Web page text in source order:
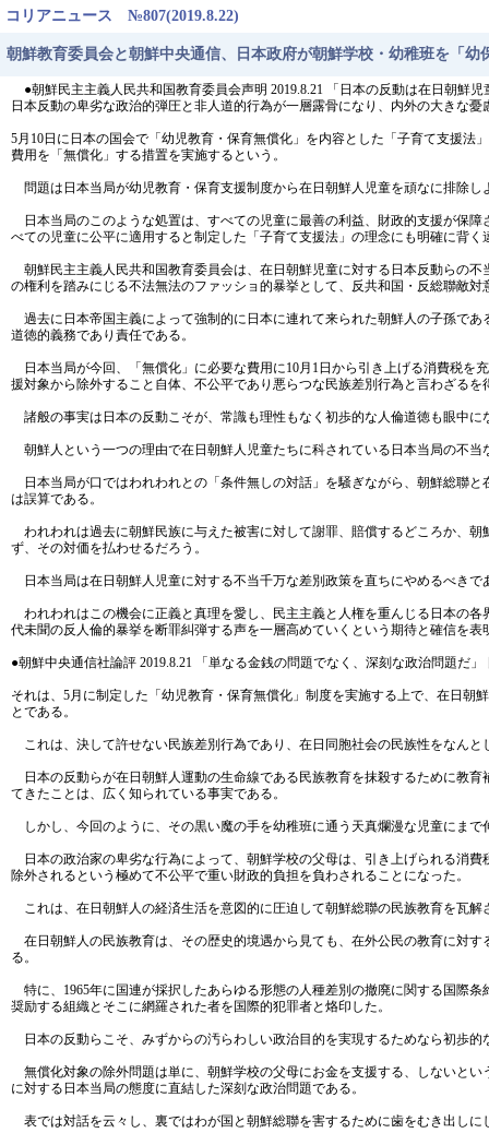
コリアニュース №807(2019.8.22)
朝鮮教育委員会と朝鮮中央通信、日本政府が朝鮮学校・幼稚班を「
●朝鮮民主主義人民共和国教育委員会声明 2019.8.21 「日本の反動は在日朝
日本反動の卑劣な政治的弾圧と非人道的行為が一層露骨になり、内外の大きな
5月10日に日本の国会で「幼児教育・保育無償化」を内容とした「子育て支援
費用を「無償化」する措置を実施するという。
問題は日本当局が幼児教育・保育支援制度から在日朝鮮人児童を頑なに排除し
日本当局のこのような処置は、すべての児童に最善の利益、財政的支援が保
べての児童に公平に適用すると制定した「子育て支援法」の理念にも明確に背
朝鮮民主主義人民共和国教育委員会は、在日朝鮮児童に対する日本反動らの
の権利を踏みにじる不法無法のファッショ的暴挙として、反共和国・反総聯敵
過去に日本帝国主義によって強制的に日本に連れて来られた朝鮮人の子孫で
道徳的義務であり責任である。
日本当局が今回、「無償化」に必要な費用に10月1日から引き上げる消費税を
援対象から除外すること自体、不公平であり悪らつな民族差別行為と言わざるを
諸般の事実は日本の反動こそが、常識も理性もなく初歩的な人倫道徳も眼中
朝鮮人という一つの理由で在日朝鮮人児童たちに科されている日本当局の不
日本当局が口ではわれわれとの「条件無しの対話」を騒ぎながら、朝鮮総聯
は誤算である。
われわれは過去に朝鮮民族に与えた被害に対して謝罪、賠償するどころか、
ず、その対価を払わせるだろう。
日本当局は在日朝鮮人児童に対する不当千万な差別政策を直ちにやめるべき
われわれはこの機会に正義と真理を愛し、民主主義と人権を重んじる日本の
代未聞の反人倫的暴挙を断罪糾弾する声を一層高めていくという期待と確信を表
●朝鮮中央通信社論評 2019.8.21 「単なる金銭の問題でなく、深刻な政治問題だ
それは、5月に制定した「幼児教育・保育無償化」制度を実施する上で、在日
とである。
これは、決して許せない民族差別行為であり、在日同胞社会の民族性をなん
日本の反動らが在日朝鮮人運動の生命線である民族教育を抹殺するために教
てきたことは、広く知られている事実である。
しかし、今回のように、その黒い魔の手を幼稚班に通う天真爛漫な児童にまで
日本の政治家の卑劣な行為によって、朝鮮学校の父母は、引き上げられる消
除外されるという極めて不公平で重い財政的負担を負わされることになった。
これは、在日朝鮮人の経済生活を意図的に圧迫して朝鮮総聯の民族教育を瓦
在日朝鮮人の民族教育は、その歴史的境遇から見ても、在外公民の教育に対
る。
特に、1965年に国連が採択したあらゆる形態の人種差別の撤廃に関する国際
奨励する組織とそこに網羅された者を国際的犯罪者と烙印した。
日本の反動らこそ、みずからの汚らわしい政治目的を実現するためなら初歩
無償化対象の除外問題は単に、朝鮮学校の父母にお金を支援する、しないと
に対する日本当局の態度に直結した深刻な政治問題である。
表では対話を云々し、裏ではわが国と朝鮮総聯を害するために歯をむき出し